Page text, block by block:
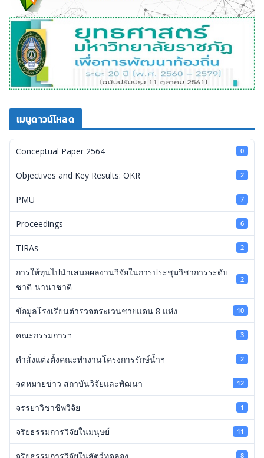
เมนูดาวน์โหลด
Conceptual Paper 2564 0
Objectives and Key Results: OKR 2
PMU 7
Proceedings 6
TIRAs 2
การให้ทุนไปนำเสนอผลงานวิจัยในการประชุมวิชาการระดับ
ชาติ-นานาชาติ
2
ข้อมูลโรงเรียนตำรวจตระเวนชายแดน 8 แห่ง 10
คณะกรรมการฯ 3
คำสั่งแต่งตั้งคณะทำงานโครงการรักษ์น้ำฯ 2
จดหมายข่าว สถาบันวิจัยและพัฒนา 12
จรรยาวิชาชีพวิจัย 1
จริยธรรมการวิจัยในมนุษย์ 11
จริยธรรมการวิจัยในสัตว์ทดลอง 8